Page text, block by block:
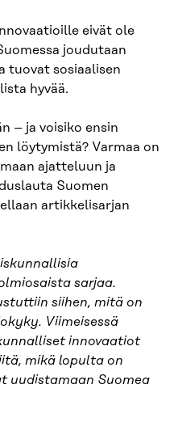
eivät ole
joudutaan
tuovat sosiaalisen
hyvää.
– ja voisiko ensin
löytymistä? Varmaa on
ajatteluun ja
Suomen
artikkelisarjan
sarjaa.
siihen, mitä on
Viimeisessä
innovaatiot
mikä lopulta on
uudistamaan Suomea